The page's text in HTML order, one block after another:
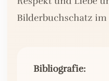
Bilderbuchschatz
Bibliografie: